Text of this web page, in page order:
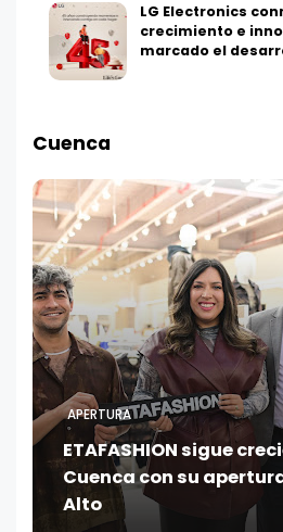
LG Electronics
crecimiento e
marcado el
Cuenca
APERTURA
ETAFASHION sigue
Cuenca con su
Alto